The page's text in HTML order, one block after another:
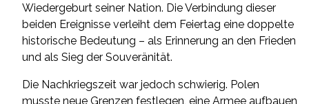
Wiedergeburt seiner Nation. Die Verbindung dieser
beiden Ereignisse verleiht dem Feiertag eine doppelte
historische Bedeutung – als Erinnerung an den Frieden
und als Sieg der Souveränität.
Die Nachkriegszeit war jedoch schwierig. Polen
musste neue Grenzen festlegen, eine Armee aufbauen